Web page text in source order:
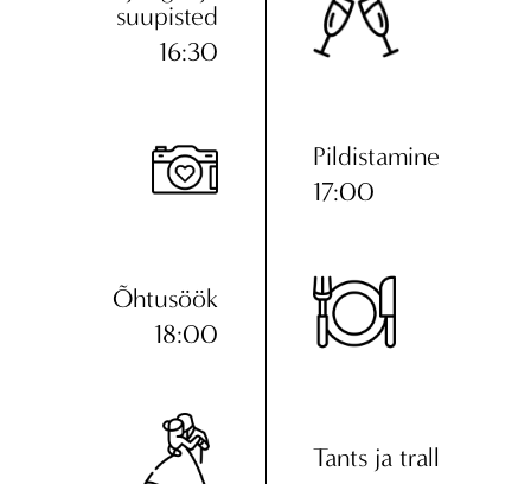
suupisted
16:30
Pildistamine
17:00
Õhtusöök
18:00
Tants ja trall